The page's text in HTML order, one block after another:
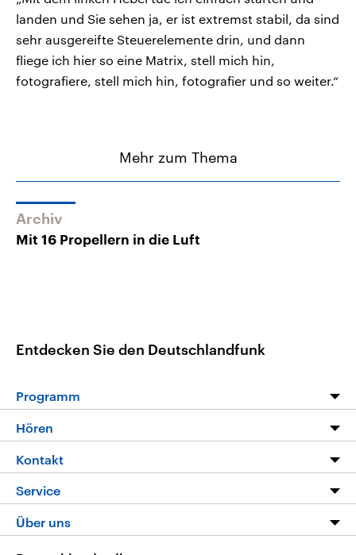
landen und Sie sehen ja, er ist extremst stabil, da sind
sehr ausgereifte Steuerelemente drin, und dann
fliege ich hier so eine Matrix, stell mich hin,
fotografiere, stell mich hin, fotografier und so weiter.“
Mehr zum Thema
Archiv
Mit 16 Propellern in die Luft
Entdecken Sie den Deutschlandfunk
Programm
Die Nachrichten
Nachrichtenleicht
Neue Beiträge auf dlf.de
Hören
Livestream
Podcasts
Deutschlandfunk App
Kontakt
Hörerservice
Service
FAQ
Über uns